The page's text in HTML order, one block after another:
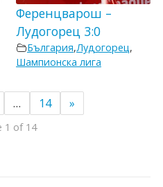
Ференцварош –
Лудогорец 3:0
България,Лудогорец,
Шампионска лига
… 14 »
1 of 14